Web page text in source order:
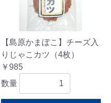
【島原かまぼこ】チーズ入
りじゃこカツ（4枚）
￥985
数量